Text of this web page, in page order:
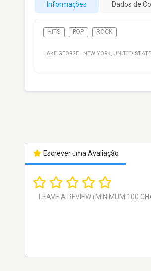
Informações Dados de
HITS POP ROCK
LAKE GEORGE · NEW YORK, UNITED
Escrever uma Avaliação